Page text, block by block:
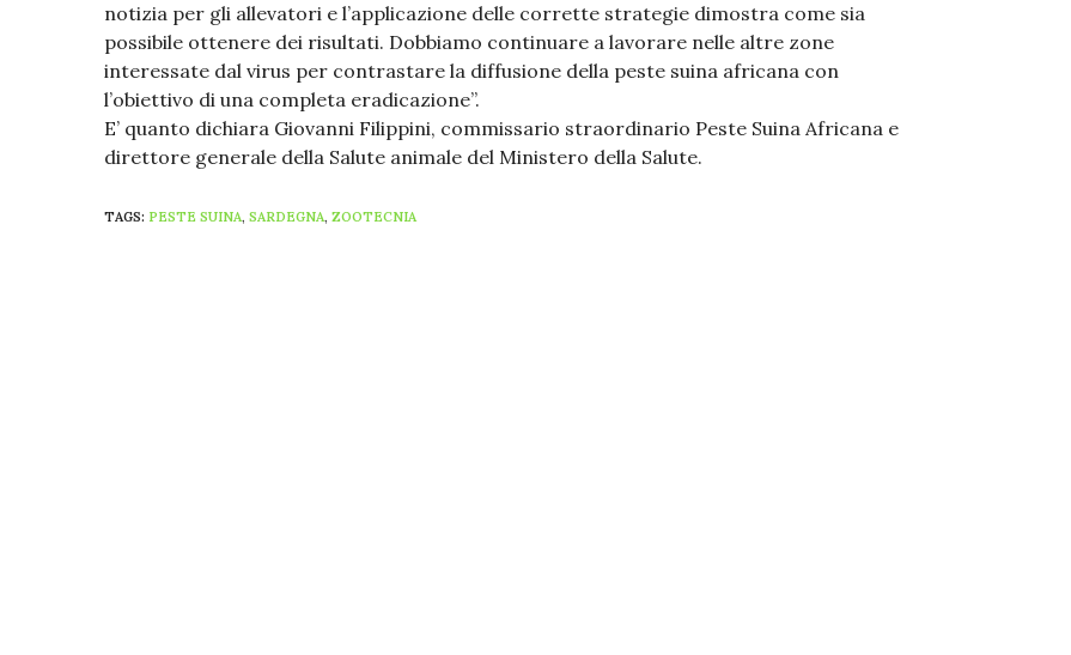
notizia per gli allevatori e l’applicazione delle corrette strategie dimostra come sia
possibile ottenere dei risultati. Dobbiamo continuare a lavorare nelle altre zone
interessate dal virus per contrastare la diffusione della peste suina africana con
l’obiettivo di una completa eradicazione”.
E’ quanto dichiara Giovanni Filippini, commissario straordinario Peste Suina Africana e
direttore generale della Salute animale del Ministero della Salute.
TAGS: PESTE SUINA, SARDEGNA, ZOOTECNIA